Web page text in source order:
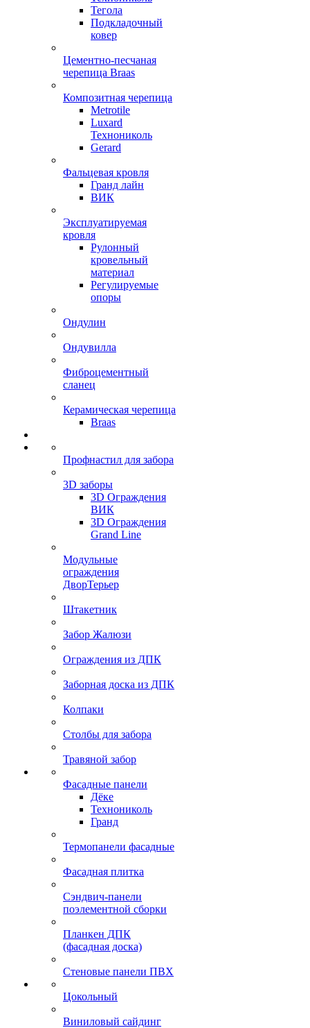
Тегола
Подкладочный
ковер
Цементно-песчаная
черепица Braas
Композитная черепица
Metrotile
Luxard
Технониколь
Gerard
Фальцевая кровля
Гранд лайн
ВИК
Эксплуатируемая
кровля
Рулонный
кровельный
материал
Регулируемые
опоры
Ондулин
Ондувилла
Фиброцементный
сланец
Керамическая черепица
Braas
Профнастил для забора
3D заборы
3D Ограждения
ВИК
3D Ограждения
Grand Line
Модульные
ограждения
ДворТерьер
Штакетник
Забор Жалюзи
Ограждения из ДПК
Заборная доска из ДПК
Колпаки
Столбы для забора
Травяной забор
Фасадные панели
Дёке
Технониколь
Гранд
Термопанели фасадные
Фасадная плитка
Сэндвич-панели
поэлементной сборки
Планкен ДПК
(фасадная доска)
Стеновые панели ПВХ
Цокольный
Виниловый сайдинг